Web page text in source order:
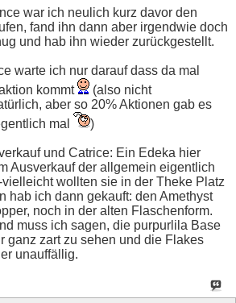
war ich neulich kurz davor den
fand ihn dann aber irgendwie doch
und hab ihn wieder zurückgestellt.
warte ich nur darauf dass da mal
kommt
(also nicht
aber so 20% Aktionen gab es
mal
)
und Catrice: Ein Edeka hier
Ausverkauf der allgemein eigentlich
wollten sie in der Theke Platz
hab ich dann gekauft: den Amethyst
noch in der alten Flaschenform.
muss ich sagen, die purpurlila Base
ganz zart zu sehen und die Flakes
unauffällig.